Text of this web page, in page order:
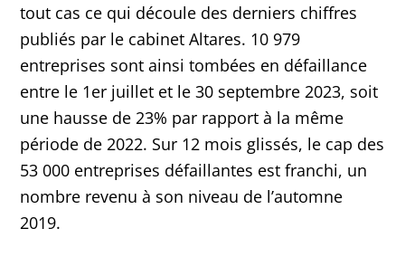
tout cas ce qui découle des derniers chiffres
publiés par le cabinet Altares. 10 979
entreprises sont ainsi tombées en défaillance
entre le 1er juillet et le 30 septembre 2023, soit
une hausse de 23% par rapport à la même
période de 2022. Sur 12 mois glissés, le cap des
53 000 entreprises défaillantes est franchi, un
nombre revenu à son niveau de l’automne
2019.